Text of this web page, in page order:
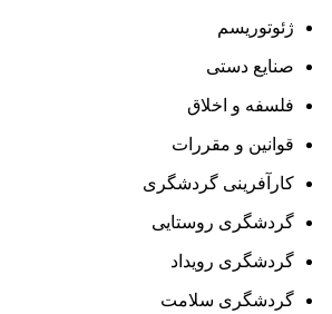
ژئوتوریسم
صنایع دستی
فلسفه و اخلاق
قوانین و مقررات
کارآفرینی گردشگری
گردشگری روستایی
گردشگری رویداد
گردشگری سلامت